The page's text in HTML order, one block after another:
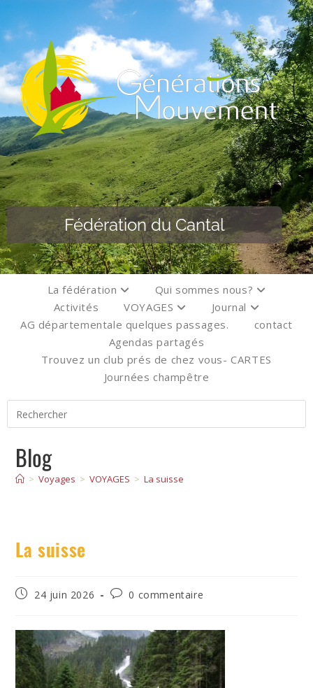
Fédération du Cantal
La fédération
Qui sommes nous?
Activités
VOYAGES
Journal
AG départementale quelques passages.
contact
Agendas partagés
Trouvez un club prés de chez vous- CARTES
Journées champêtre
Blog
> Voyages > VOYAGES > La suisse
La suisse
24 juin 2026 0 commentaire